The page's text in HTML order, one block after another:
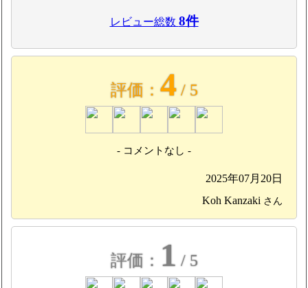
レビュー総数 8件
評価： 4/ 5
- コメントなし -
2025年07月20日
Koh Kanzaki さん
評価： 1 / 5